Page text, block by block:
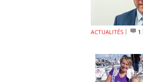
ACTUALITÉS 1